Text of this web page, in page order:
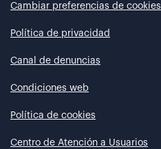
Cambiar preferencias de cookies
Política de privacidad
Canal de denuncias
Condiciones web
Política de cookies
Centro de Atención a Usuarios